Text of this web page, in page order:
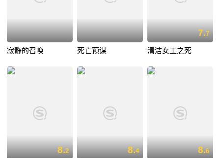
寂静的召唤 死亡预谋
7.7
清洁女工之死
8.2 8.4 8.6